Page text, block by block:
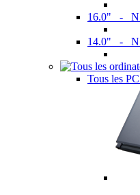
16.0" -
14.0" -
Tous les